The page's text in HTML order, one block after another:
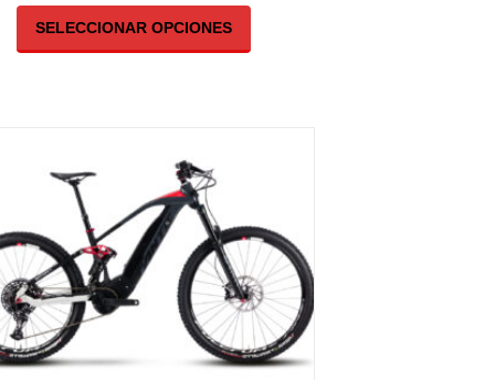
SELECCIONAR OPCIONES